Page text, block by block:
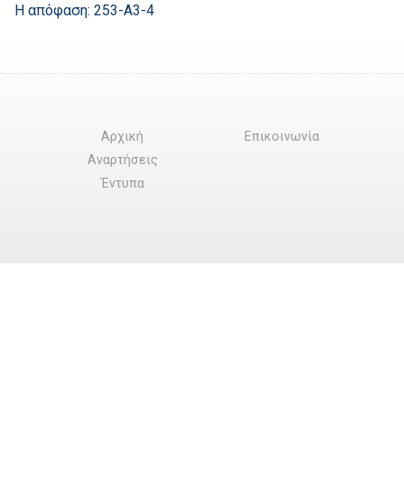
Η απόφαση: 253-Α3-4
Αρχική
Αναρτήσεις
Έντυπα
Επικοινωνία